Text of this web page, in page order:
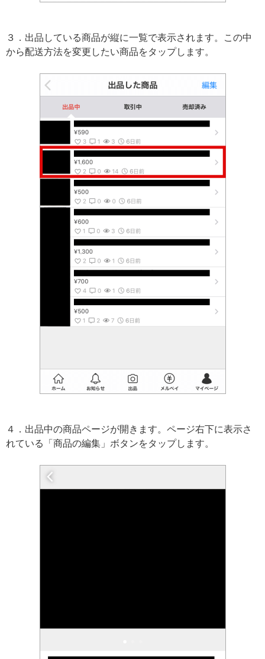
３．出品している商品が縦に一覧で表示されます。この中
から配送方法を変更したい商品をタップします。
４．出品中の商品ページが開きます。ページ右下に表示さ
れている「商品の編集」ボタンをタップします。